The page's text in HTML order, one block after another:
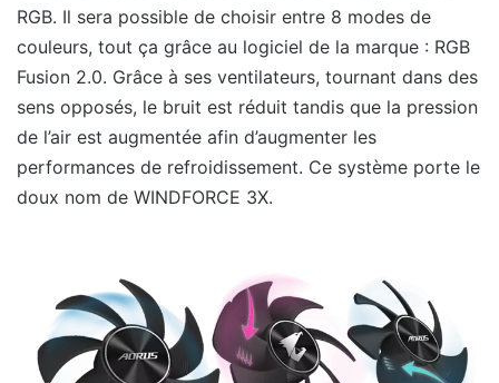
RGB. Il sera possible de choisir entre 8 modes de
couleurs, tout ça grâce au logiciel de la marque : RGB
Fusion 2.0. Grâce à ses ventilateurs, tournant dans des
sens opposés, le bruit est réduit tandis que la pression
de l’air est augmentée afin d’augmenter les
performances de refroidissement. Ce système porte le
doux nom de WINDFORCE 3X.